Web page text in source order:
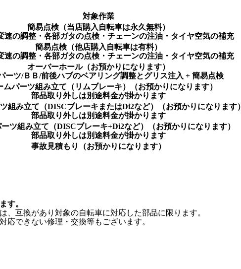
対象作業
簡易点検（当店購入自転車は永久無料）
速の調整・各部ガタの点検・チェーンの注油・タイヤ空気の補充
簡易点検（他店購入自転車は有料）
速の調整・各部ガタの点検・チェーンの注油・タイヤ空気の補充
オーバーホール（お預かりになります）
ーツ/ＢＢ/前後ハブのベアリング調整とグリス注入 + 簡易点検
ムパーツ組み立て（リムブレーキ）（お預かりになります）
部品取り外しは別途料金が掛かります
組み立て（DISCブレーキまたはDi2など）（お預かりになります）
部品取り外しは別途料金が掛かります
ツ組み立て（DISCブレーキ+Di2など）（お預かりになります）
部品取り外しは別途料金が掛かります
事故見積もり（お預かりになります）
す。
、互換があり対象の自転車に対応した部品に限ります。
応できない修理・交換等もございます。